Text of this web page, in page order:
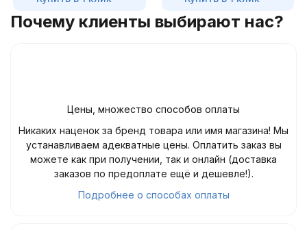
Почему клиенты выбирают нас?
Цены, множество способов оплаты
Никаких наценок за бренд товара или имя магазина! Мы
устанавливаем адекватные цены. Оплатить заказ вы
можете как при получении, так и онлайн (доставка
заказов по предоплате ещё и дешевле!).
Подробнее о способах оплаты